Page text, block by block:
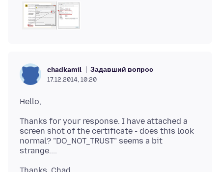
chadkamil Задавший вопрос
17.12.2014, 10:20
Thanks for your response. I have attached a
screen shot of the certificate - does this look
normal? "DO_NOT_TRUST" seems a bit